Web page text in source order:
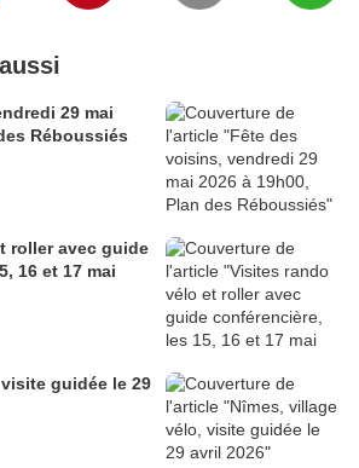
29 mai
Réboussiés
roller avec guide
16 et 17 mai
guidée le 29